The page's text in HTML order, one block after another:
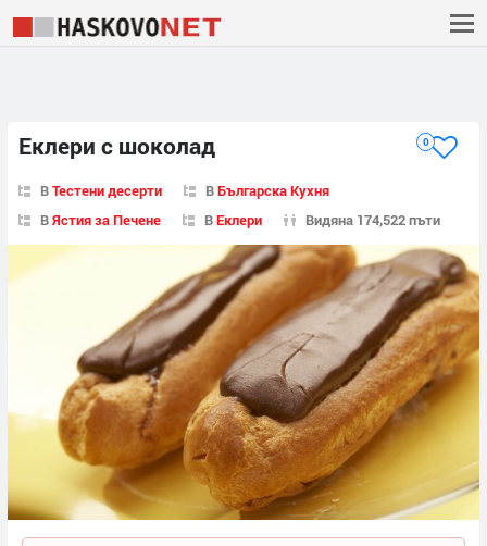
Еклери с шоколад 0
ВТестени десерти ВБългарска Кухня
ВЯстия за Печене ВЕклери Видяна 174,522 пъти